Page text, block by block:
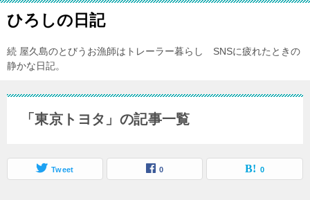
ひろしの日記
続 屋久島のとびうお漁師はトレーラー暮らし SNSに疲れたときの
静かな日記。
「東京トヨタ」の記事一覧
Tweet 0 0